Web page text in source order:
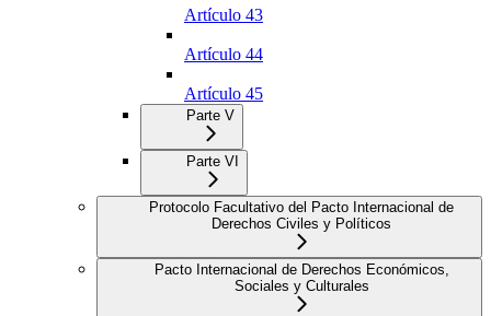
Artículo 43
Artículo 44
Artículo 45
Parte V
Parte VI
Protocolo Facultativo del Pacto Internacional de
Derechos Civiles y Políticos
Pacto Internacional de Derechos Económicos,
Sociales y Culturales